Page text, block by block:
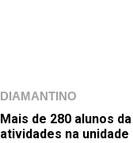
DIAMANTINO
Mais de 280 alunos
atividades na unidade